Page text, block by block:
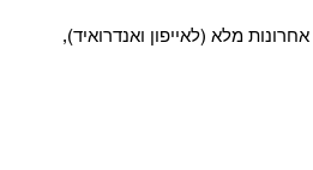
מלא (לאייפון ואנדרואיד),